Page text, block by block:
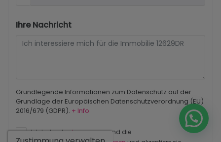
Ihre Nachricht
Grundlegende Informationen zum Datenschutz auf der
Grundlage der Europäischen Datenschutzverordnung (EU)
2016/679 (GDPR). + Info
Ich habe denImpressumund die